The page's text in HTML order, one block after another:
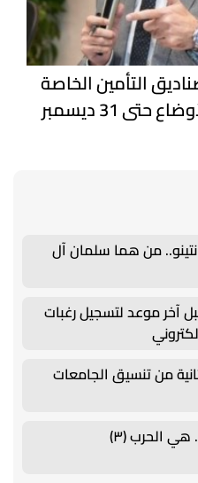
التأمين الخاصة
31 ديسمبر
من هما سلمان آل
آخر موعد لتسجيل رغبات
من تنسيق الجامعات
الحرب (٣)